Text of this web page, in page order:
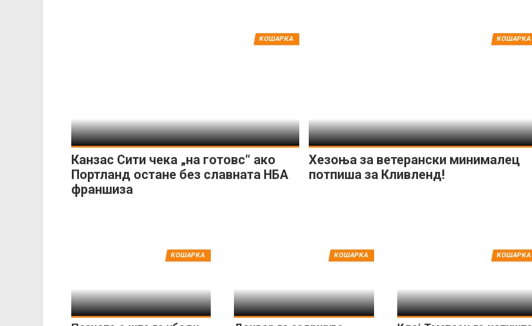
Канзас Сити чека „на готовс“ ако
Портланд остане без славната НБА
франшиза
КОШАРКА
Хезоња за ветерански минималец
потпиша за Кливленд!
КОШАРКА
КОШАРКА КОШАРКА КОШАРКА